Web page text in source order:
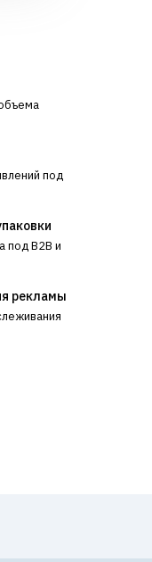
под
под B2B и
рекламы